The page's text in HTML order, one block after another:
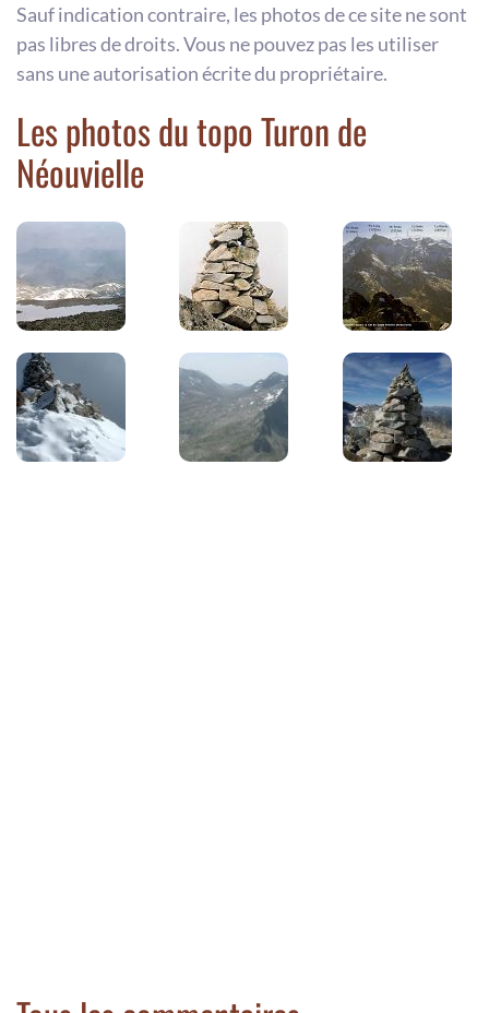
Sauf indication contraire, les photos de ce site ne sont
pas libres de droits. Vous ne pouvez pas les utiliser
sans une autorisation écrite du propriétaire.
Les photos du topo Turon de
Néouvielle